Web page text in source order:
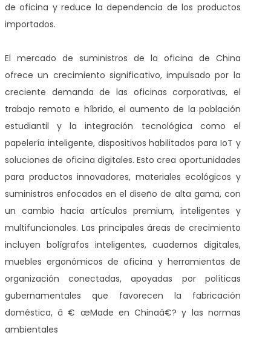
de oficina y reduce la dependencia de los productos
importados.
El mercado de suministros de la oficina de China
ofrece un crecimiento significativo, impulsado por la
creciente demanda de las oficinas corporativas, el
trabajo remoto e híbrido, el aumento de la población
estudiantil y la integración tecnológica como el
papelería inteligente, dispositivos habilitados para IoT y
soluciones de oficina digitales. Esto crea oportunidades
para productos innovadores, materiales ecológicos y
suministros enfocados en el diseño de alta gama, con
un cambio hacia artículos premium, inteligentes y
multifuncionales. Las principales áreas de crecimiento
incluyen bolígrafos inteligentes, cuadernos digitales,
muebles ergonómicos de oficina y herramientas de
organización conectadas, apoyadas por políticas
gubernamentales que favorecen la fabricación
doméstica, â € œMade en Chinaâ€? y las normas
ambientales